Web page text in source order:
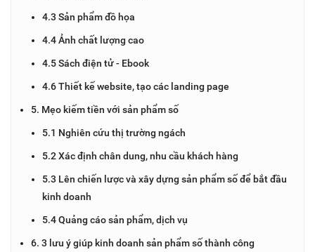
4.3 Sản phẩm đồ họa
4.4 Ảnh chất lượng cao
4.5 Sách điện tử - Ebook
4.6 Thiết kế website, tạo các landing page
5. Mẹo kiếm tiền với sản phẩm số
5.1 Nghiên cứu thị trường ngách
5.2 Xác định chân dung, nhu cầu khách hàng
5.3 Lên chiến lược và xây dựng sản phẩm số để bắt đầu
kinh doanh
5.4 Quảng cáo sản phẩm, dịch vụ
6. 3 lưu ý giúp kinh doanh sản phẩm số thành công